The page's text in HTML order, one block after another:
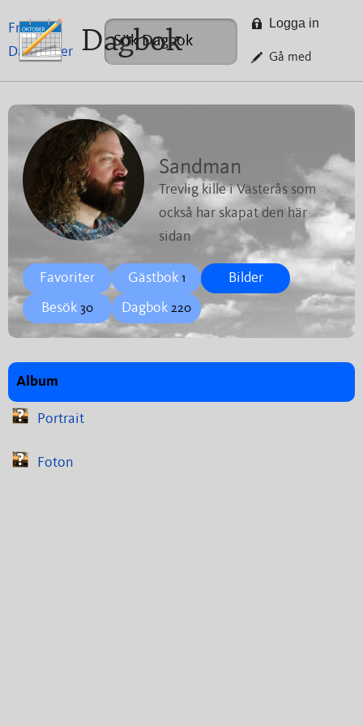
Dagbok
Framsida
Dagböcker
Logga in
Gå med
Sandman
Trevlig kille i Västerås som
också har skapat den här
sidan
Favoriter Gästbok 1 Bilder
Besök 30 Dagbok 220
Album
Portrait
Foton